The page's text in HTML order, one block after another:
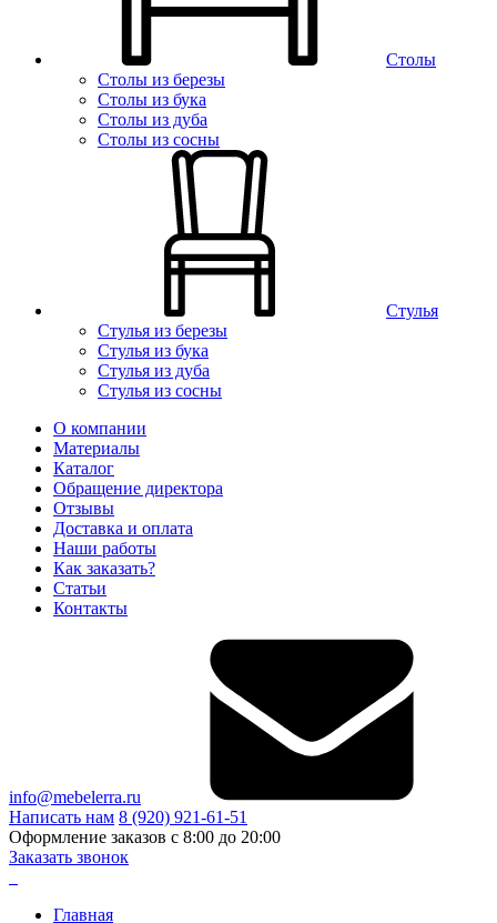
Столы
Столы из березы
Столы из бука
Столы из дуба
Столы из сосны
Стулья
Стулья из березы
Стулья из бука
Стулья из дуба
Стулья из сосны
О компании
Материалы
Каталог
Обращение директора
Отзывы
Доставка и оплата
Наши работы
Как заказать?
Статьи
Контакты
info@mebelerra.ru
Написать нам 8 (920) 921-61-51
Оформление заказов с 8:00 до 20:00
Заказать звонок
Главная